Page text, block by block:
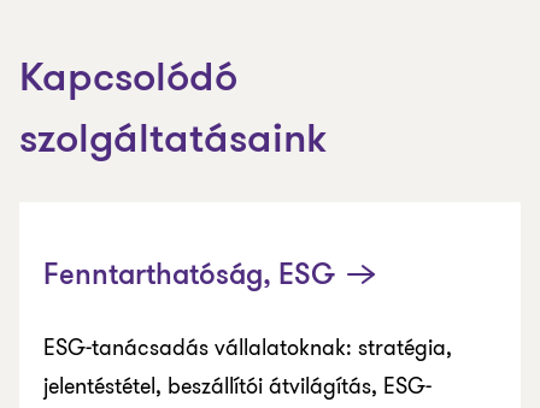
Kapcsolódó
szolgáltatásaink
Fenntarthatóság, ESG
ESG-tanácsadás vállalatoknak: stratégia,
jelentéstétel, beszállítói átvilágítás, ESG-